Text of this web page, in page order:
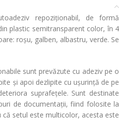
repoziționabil, de formă
plastic semitransparent color, în 4
roșu, galben, albastru, verde. Se
sunt prevăzute cu adeziv pe o
și apoi dezlipite cu ușurință de pe
suprafețele. Sunt destinate
de documentații, fiind folosite la
setul este multicolor, acesta este